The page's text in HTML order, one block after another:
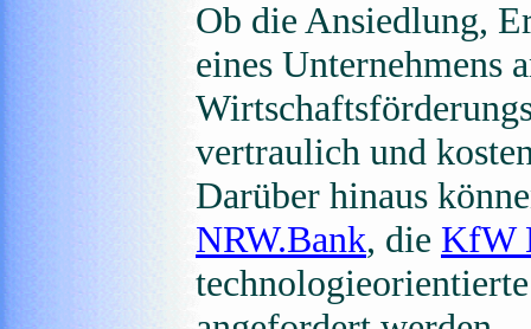
Ob die Ansiedlung,
eines Unternehmens
vertraulich und
Darüber hinaus
NRW.Bank, die KfW